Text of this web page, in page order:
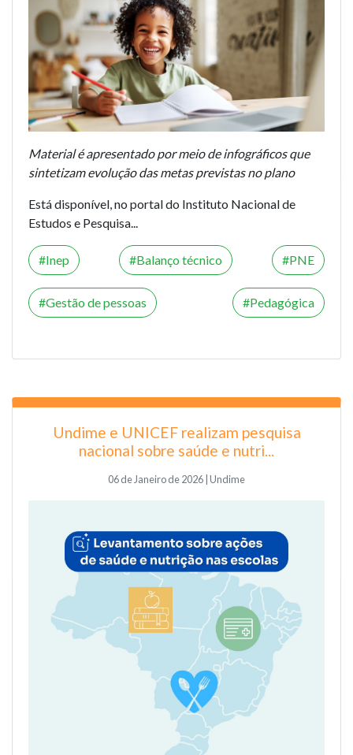
Material é apresentado por meio de infográficos que
sintetizam evolução das metas previstas no plano
Está disponível, no portal do Instituto Nacional de
Estudos e Pesquisa...
Inep Balanço técnico PNE
Gestão de pessoas Pedagógica
Undime e UNICEF realizam pesquisa
nacional sobre saúde e nutri...
06 de Janeiro de 2026 | Undime